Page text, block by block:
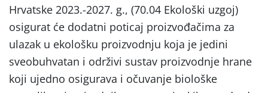
Hrvatske 2023.-2027. g., (70.04 Ekološki uzgoj)
osigurat će dodatni poticaj proizvođačima za
ulazak u ekološku proizvodnju koja je jedini
sveobuhvatan i održivi sustav proizvodnje hrane
koji ujedno osigurava i očuvanje biološke